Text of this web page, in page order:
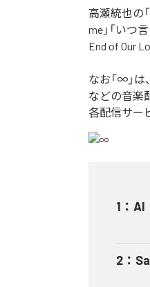
高瀬統也の
me」「いつ
End of Our
なお「∞ 」は、
などの音楽
各配信サー
1 ： AI
2 ：